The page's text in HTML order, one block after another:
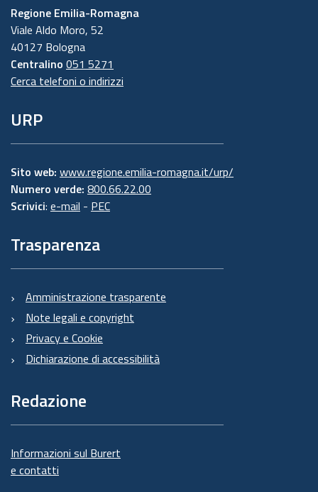
Regione Emilia-Romagna
Viale Aldo Moro, 52
40127 Bologna
Centralino 051 5271
Cerca telefoni o indirizzi
URP
Sito web: www.regione.emilia-romagna.it/urp/
Numero verde: 800.66.22.00
Scrivici: e-mail - PEC
Trasparenza
Amministrazione trasparente
Note legali e copyright
Privacy e Cookie
Dichiarazione di accessibilità
Redazione
Informazioni sul Burert
e contatti